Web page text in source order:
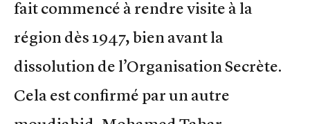
fait commencé à rendre visite à la
région dès 1947, bien avant la
dissolution de l’Organisation Secrète.
Cela est confirmé par un autre